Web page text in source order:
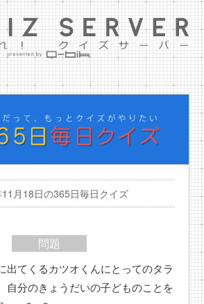
月18日の365日毎日クイズ
問題
出てくるカツオくんにとってのタラ
自分のきょうだいの子どものことを